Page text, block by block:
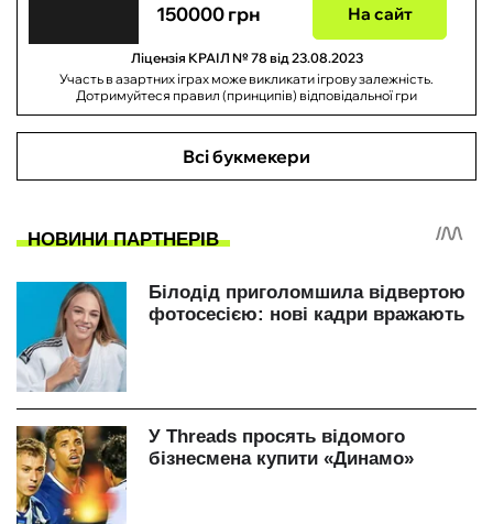
150000 грн На сайт
Ліцензія КРАІЛ № 78 від 23.08.2023
Участь в азартних іграх може викликати ігрову залежність.
Дотримуйтеся правил (принципів) відповідальної гри
Всі букмекери